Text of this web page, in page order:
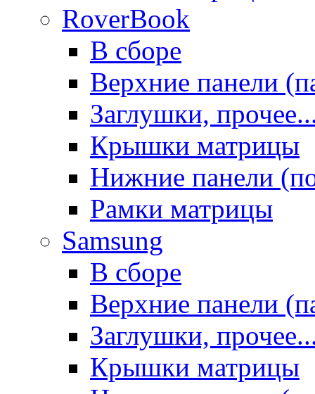
RoverBook
В сборе
Верхние панели
Заглушки,
Крышки матрицы
Нижние панели
Рамки матрицы
Samsung
В сборе
Верхние панели
Заглушки,
Крышки матрицы